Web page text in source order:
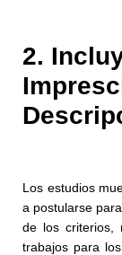
2.
Los estudios
a postularse
de los criterios,
trabajos para